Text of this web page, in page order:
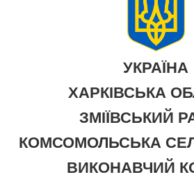
УКРАЇНА
ХАРКІВСЬКА
ЗМІЇВСЬКИЙ
КОМСОМОЛЬСЬКА
ВИКОНАВЧИЙ